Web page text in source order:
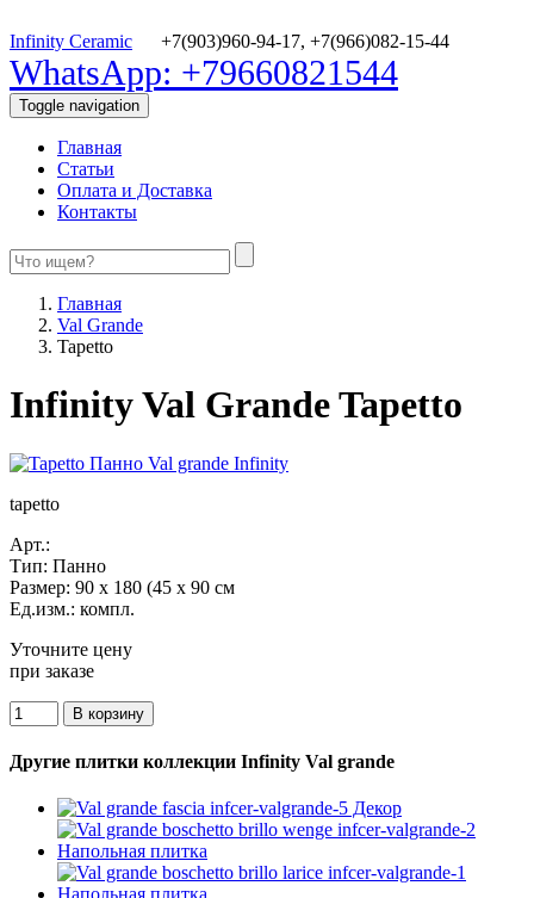
Infinity Ceramic +7(903)960-94-17, +7(966)082-15-44
WhatsApp: +79660821544
Toggle navigation
Главная
Статьи
Оплата и Доставка
Контакты
Главная
Val Grande
Tapetto
Infinity Val Grande Tapetto
tapetto
Арт.:
Тип: Панно
Размер: 90 x 180 (45 x 90 см
Ед.изм.: компл.
Уточните цену
при заказе
Другие плитки коллекции Infinity Val grande